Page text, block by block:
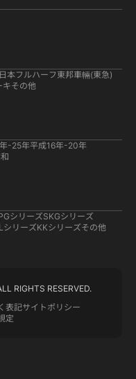
日本フルハーフ 東邦車輛(東急)
キその他
-25年平成16年-20年
シリーズSKGシリーズ
シリーズKKシリーズその他
RIGHTS RESERVED.
表記サイトポリシー
定